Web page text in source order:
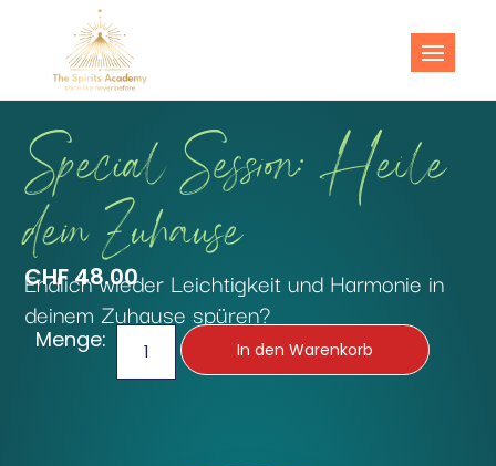
Academy
Special Session: Heile
dein Zuhause
CHF48.00
Endlich wieder Leichtigkeit und Harmonie in
deinem Zuhause spüren?
Menge: In den Warenkorb